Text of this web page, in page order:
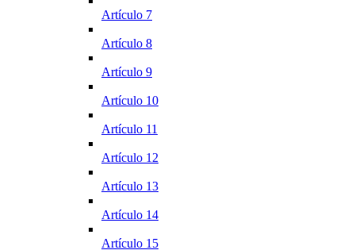
Artículo 7
Artículo 8
Artículo 9
Artículo 10
Artículo 11
Artículo 12
Artículo 13
Artículo 14
Artículo 15